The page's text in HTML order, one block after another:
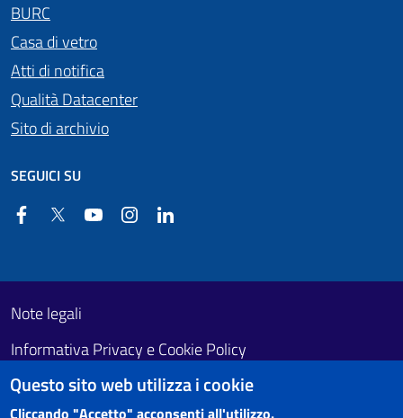
BURC
Casa di vetro
Atti di notifica
Qualità Datacenter
Sito di archivio
SEGUICI SU
FacebookTwitter YouTube Instagram
Footer First
Useful links section
Note legali
Informativa Privacy e Cookie Policy
Obiettivi di accessibilità
Questo sito web utilizza i cookie
Cliccando "Accetto" acconsenti all'utilizzo.